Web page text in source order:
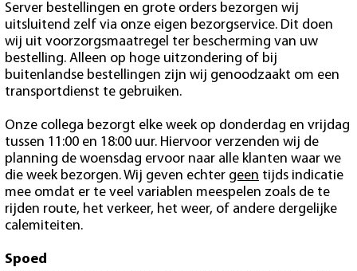
Server bestellingen en grote orders bezorgen wij
uitsluitend zelf via onze eigen bezorgservice. Dit doen
wij uit voorzorgsmaatregel ter bescherming van uw
bestelling. Alleen op hoge uitzondering of bij
buitenlandse bestellingen zijn wij genoodzaakt om een
transportdienst te gebruiken.
Onze collega bezorgt elke week op donderdag en vrijdag
tussen 11:00 en 18:00 uur. Hiervoor verzenden wij de
planning de woensdag ervoor naar alle klanten waar we
die week bezorgen. Wij geven echter geen tijds indicatie
mee omdat er te veel variablen meespelen zoals de te
rijden route, het verkeer, het weer, of andere dergelijke
calemiteiten.
Spoed